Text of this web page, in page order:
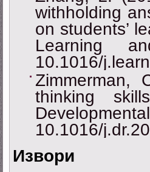
withholding
on students’
Learning
10.1016/
Zimmerman,
thinking
10.1016/
Извори